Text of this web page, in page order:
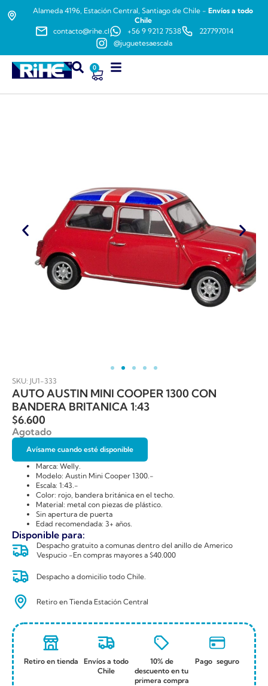
Alameda 4196, Estación Central, Santiago de Chile - Envíos a todo
Chile
contacto@rihe.cl
+56 9 9212 7538
227797014
@juguetesaescala
0
SKU: JU1-333
AUTO AUSTIN MINI COOPER 1300 CON
BANDERA BRITANICA 1:43
$6.600
Agotado
Avísame cuando esté disponible
Marca: Welly.
Modelo: Austin Mini Cooper 1300.-
Escala: 1:43.-
Color: rojo, bandera británica en el techo.
Material: metal con piezas de plástico.
Sin apertura de puerta
Edad recomendada: 3+ años.
Disponible para:
Despacho gratuito a comunas dentro del anillo de Americo
Vespucio -En compras mayores a $40.000
Despacho a domicilio todo Chile.
Retiro en Tienda Estación Central
Retiro en tienda
Envíos a todo
Chile
10% de
descuento en tu
primera compra
Pago seguro